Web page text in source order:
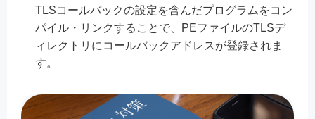
TLSコールバックの設定を含んだプログラムをコン
パイル・リンクすることで、PEファイルのTLSデ
ィレクトリにコールバックアドレスが登録されま
す。